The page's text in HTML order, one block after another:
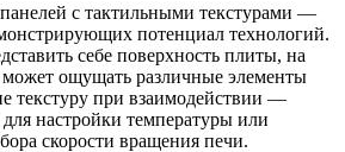
с тактильными текстурами —
потенциал технологий.
себе поверхность плиты, на
может ощущать различные элементы
текстуру при взаимодействии —
настройки температуры или
скорости вращения печи.